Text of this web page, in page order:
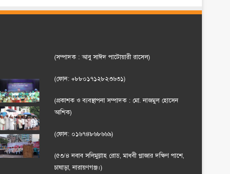
(সম্পাদক : আবু সাঈদ পাটোয়ারী রাসেল)
(ফোন: +৮৮০১৭১২৮২৩৬৩১)
(প্রকাশক ও ব্যবস্থাপনা সম্পাদক : মো. নাজমুল হোসেন
আশিক)
(ফোন: ০১৬৭৪৮৬৮৬৬৯)
(৫৩/৪ নবাব সলিমুল্লাহ রোড, মাধবী প্লাজার দক্ষিণ পাশে,
চাষাড়া, নারায়ণগঞ্জ।)